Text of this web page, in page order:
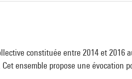
constituée entre 2014 et 2016
ensemble propose une évocation